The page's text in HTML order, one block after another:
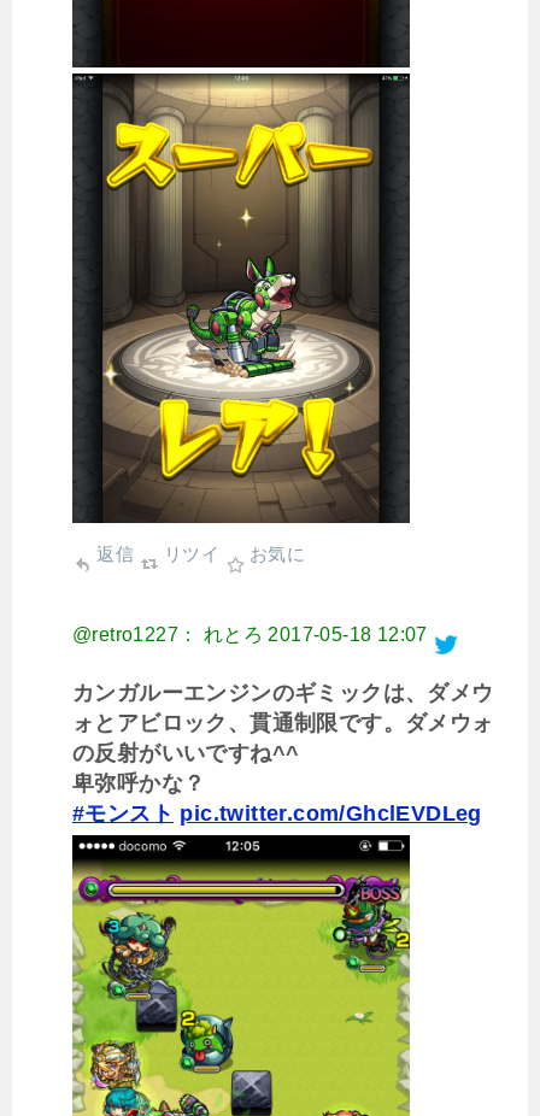
返信 リツイ お気に
@retro1227： れとろ 2017-05-18 12:07
カンガルーエンジンのギミックは、ダメウ
ォとアビロック、貫通制限です。ダメウォ
の反射がいいですね^^
卑弥呼かな？
#モンスト pic.twitter.com/GhclEVDLeg